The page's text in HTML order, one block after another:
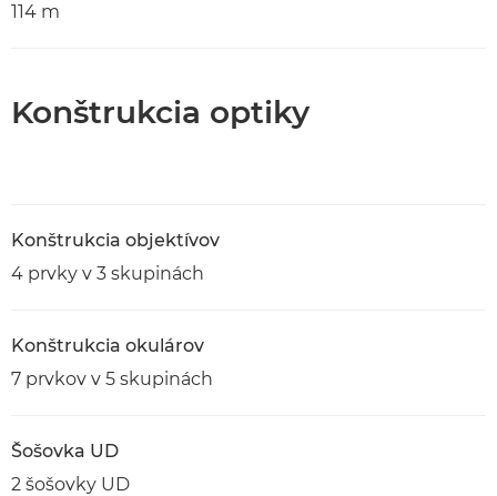
114 m
Konštrukcia optiky
Konštrukcia objektívov
4 prvky v 3 skupinách
Konštrukcia okulárov
7 prvkov v 5 skupinách
Šošovka UD
2 šošovky UD